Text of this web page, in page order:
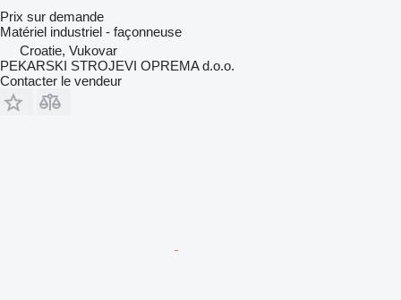
Prix sur demande
Matériel industriel - façonneuse
Croatie, Vukovar
PEKARSKI STROJEVI OPREMA d.o.o.
Contacter le vendeur